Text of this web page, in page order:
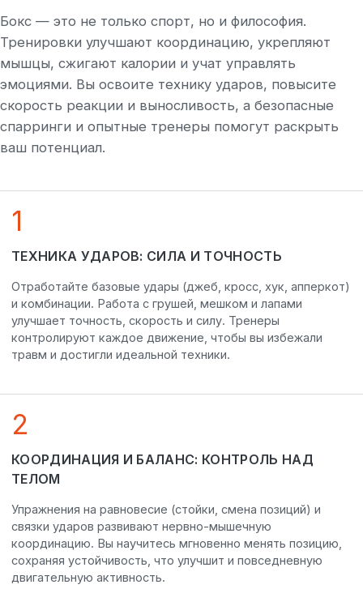
Бокс — это не только спорт, но и философия.
Тренировки улучшают координацию, укрепляют
мышцы, сжигают калории и учат управлять
эмоциями. Вы освоите технику ударов, повысите
скорость реакции и выносливость, а безопасные
спарринги и опытные тренеры помогут раскрыть
ваш потенциал.
1
ТЕХНИКА УДАРОВ: СИЛА И ТОЧНОСТЬ
Отработайте базовые удары (джеб, кросс, хук, апперкот)
и комбинации. Работа с грушей, мешком и лапами
улучшает точность, скорость и силу. Тренеры
контролируют каждое движение, чтобы вы избежали
травм и достигли идеальной техники.
2
КООРДИНАЦИЯ И БАЛАНС: КОНТРОЛЬ НАД
ТЕЛОМ
Упражнения на равновесие (стойки, смена позиций) и
связки ударов развивают нервно-мышечную
координацию. Вы научитесь мгновенно менять позицию,
сохраняя устойчивость, что улучшит и повседневную
двигательную активность.